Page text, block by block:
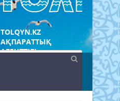
TOLQYN.KZ
АҚПАРАТТЫҚ
АГЕНТТІГІ